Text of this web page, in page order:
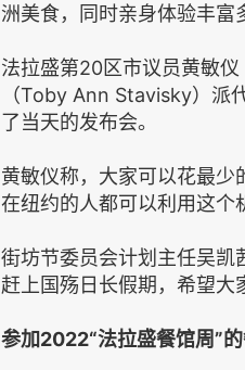
洲美食，同时亲身体验丰富
法拉盛第20区市议员黄敏仪
（Toby Ann Stavisky）派
了当天的发布会。
黄敏仪称，大家可以花最少
在纽约的人都可以利用这个
街坊节委员会计划主任吴凯
赶上国殇日长假期，希望大
参加2022“法拉盛餐馆周”的